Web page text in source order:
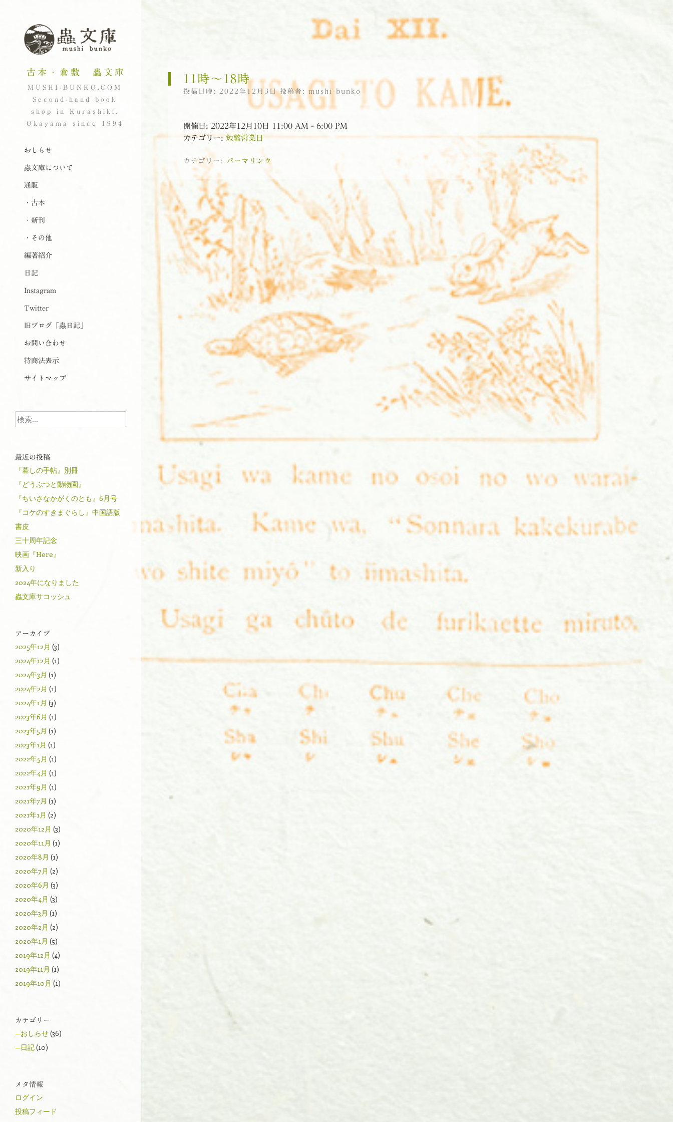
古本・倉敷 蟲文庫
MUSHI-BUNKO.COM
Second-hand book
shop in Kurashiki,
Okayama since 1994
ナビゲーション
コンテンツへスキップ
おしらせ
蟲文庫について
通販
・古本
・新刊
・その他
編著紹介
日記
Instagram
Twitter
旧ブログ「蟲日記」
お問い合わせ
特商法表示
サイトマップ
11時〜18時
投稿日時: 2022年12月3日投稿者: mushi-bunko
開催日: 2022年12月10日 11:00 AM - 6:00 PM
カテゴリー: 短縮営業日
カテゴリー: パーマリンク
投稿ナビゲーション
検索
最近の投稿
『暮しの手帖』別冊
『どうぶつと動物園』
『ちいさなかがくのとも』6月号
『コケのすきまぐらし』中国語版
書皮
三十周年記念
映画『Here』
新入り
2024年になりました
蟲文庫サコッシュ
アーカイブ
2025年12月 (3)
2024年12月 (1)
2024年3月 (1)
2024年2月 (1)
2024年1月 (3)
2023年6月 (1)
2023年5月 (1)
2023年1月 (1)
2022年5月 (1)
2022年4月 (1)
2021年9月 (1)
2021年7月 (1)
2021年1月 (2)
2020年12月 (3)
2020年11月 (1)
2020年8月 (1)
2020年7月 (2)
2020年6月 (3)
2020年4月 (3)
2020年3月 (1)
2020年2月 (2)
2020年1月 (5)
2019年12月 (4)
2019年11月 (1)
2019年10月 (1)
カテゴリー
—おしらせ(36)
—日記(10)
メタ情報
ログイン
投稿フィード